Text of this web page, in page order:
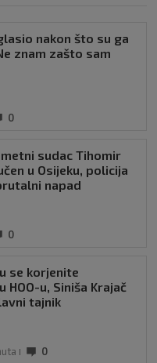
nakon što su ga
znam zašto sam
0
sudac Tihomir
u Osijeku, policija
napad
0
se korjenite
HOO-u, Siniša Krajač
tajnik
0